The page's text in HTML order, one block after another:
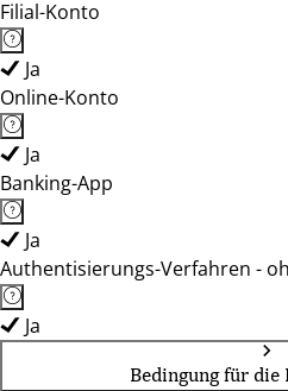
Filial-Konto
Ja
Online-Konto
Ja
Banking-App
Ja
Authentisierungs-Verfahren -
Ja
Bedingung für